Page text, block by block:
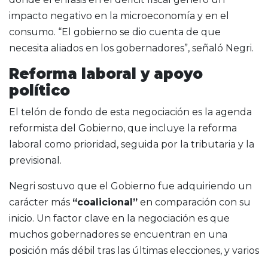
impacto negativo en la microeconomía y en el
consumo. “El gobierno se dio cuenta de que
necesita aliados en los gobernadores”, señaló Negri.
Reforma laboral y apoyo
político
El telón de fondo de esta negociación es la agenda
reformista del Gobierno, que incluye la reforma
laboral como prioridad, seguida por la tributaria y la
previsional.
Negri sostuvo que el Gobierno fue adquiriendo un
carácter más “coalicional” en comparación con su
inicio. Un factor clave en la negociación es que
muchos gobernadores se encuentran en una
posición más débil tras las últimas elecciones, y varios